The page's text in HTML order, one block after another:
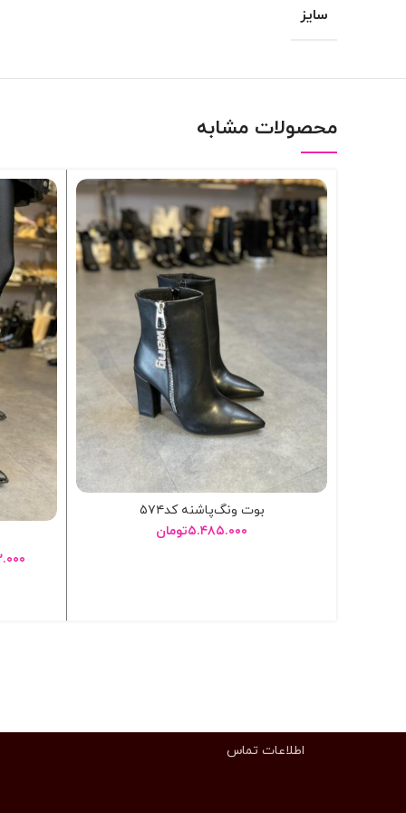
سایز
محصولات مشابه
بوت ونگ‌پاشنه کد۵۷۴
۵.۴۸۵.۰۰۰تومان
اطلاعات تماس